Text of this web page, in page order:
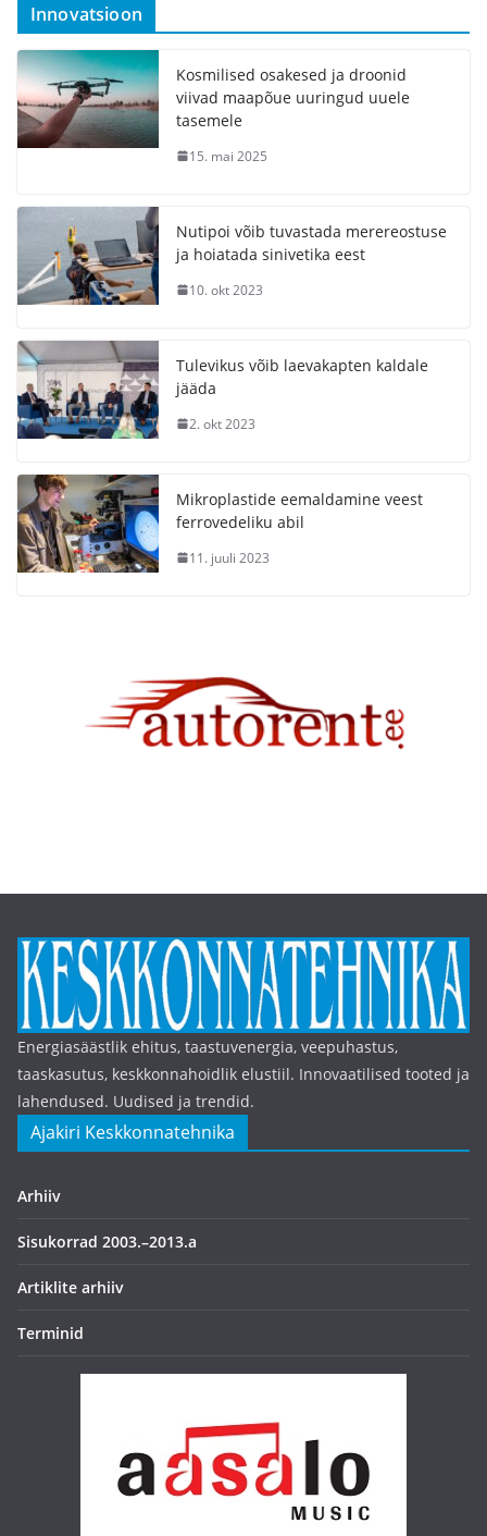
Innovatsioon
Kosmilised osakesed ja droonid
viivad maapõue uuringud uuele
tasemele
15. mai 2025
Nutipoi võib tuvastada merereostuse
ja hoiatada sinivetika eest
10. okt 2023
Tulevikus võib laevakapten kaldale
jääda
2. okt 2023
Mikroplastide eemaldamine veest
ferrovedeliku abil
11. juuli 2023
Energiasäästlik ehitus, taastuvenergia, veepuhastus,
taaskasutus, keskkonnahoidlik elustiil. Innovaatilised tooted ja
lahendused. Uudised ja trendid.
Ajakiri Keskkonnatehnika
Arhiiv
Sisukorrad 2003.–2013.a
Artiklite arhiiv
Terminid